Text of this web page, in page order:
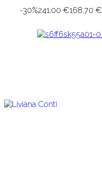
-30%241,00 €168,70 €